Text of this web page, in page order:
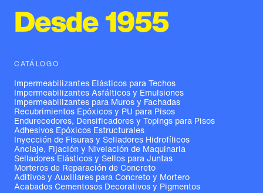
Desde 1955
CATÁLOGO
Impermeabilizantes Elásticos para Techos
Impermeabilizantes Asfálticos y Emulsiones
Impermeabilizantes para Muros y Fachadas
Recubrimientos Epóxicos y PU para Pisos
Endurecedores, Densificadores y Topings para Pisos
Adhesivos Epóxicos Estructurales
Inyección de Fisuras y Selladores Hidrofílicos
Anclaje, Fijación y Nivelación de Maquinaria
Selladores Elásticos y Sellos para Juntas
Morteros de Reparación de Concreto
Aditivos y Auxiliares para Concreto y Mortero
Acabados Cementosos Decorativos y Pigmentos